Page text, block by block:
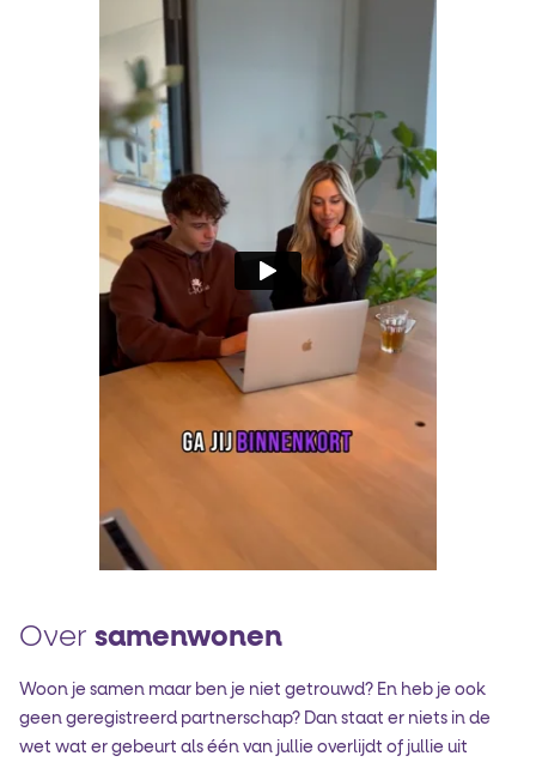
Over samenwonen
Woon je samen maar ben je niet getrouwd? En heb je ook
geen geregistreerd partnerschap? Dan staat er niets in de
wet wat er gebeurt als één van jullie overlijdt of jullie uit